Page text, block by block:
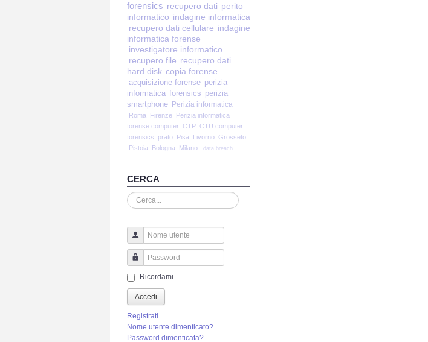
forensics recupero dati perito
informatico indagine informatica
recupero dati cellulare indagine
informatica forense
investigatore informatico
recupero file recupero dati
hard disk copia forense
acquisizione forense perizia
informatica forensics perizia
smartphone Perizia informatica
Roma Firenze Perizia informatica
forense computer CTP CTU computer
forensics
prato Pisa Livorno Grosseto
Pistoia
Bologna Milano. data breach
CERCA
Cerca...
Nome utente
Password
Ricordami
Accedi
Registrati
Nome utente dimenticato?
Password dimenticata?